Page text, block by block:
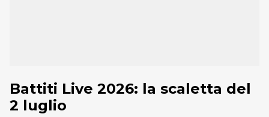
Battiti Live 2026: la scaletta del
2 luglio